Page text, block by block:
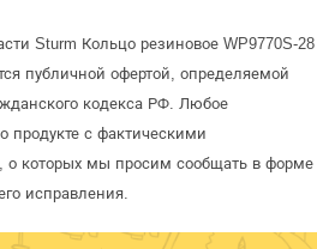
Sturm Кольцо резиновое WP9770S-28
публичной офертой, определяемой
кодекса РФ. Любое
продукте с фактическими
о которых мы просим сообщать в форме
исправления.